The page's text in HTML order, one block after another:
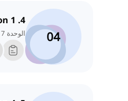
04
4. Unit 7 - Lesson 1
الوحدة 7 - الدرس 1